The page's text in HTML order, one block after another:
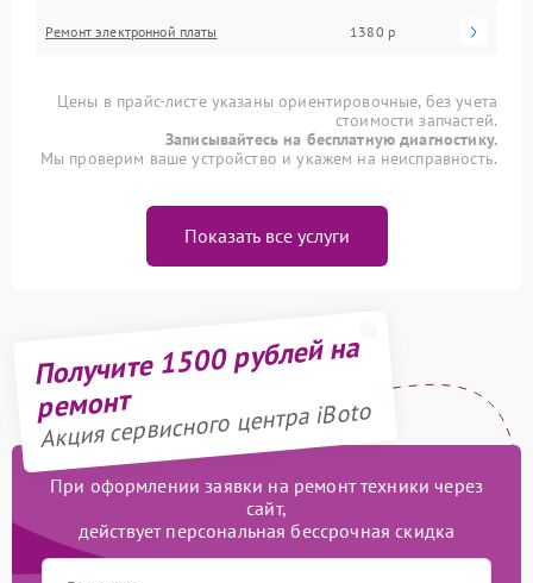
Ремонт электронной платы 1380 р
Цены в прайс-листе указаны ориентировочные, без учета
стоимости запчастей.
Записывайтесь на бесплатную диагностику.
Мы проверим ваше устройство и укажем на неисправность.
Показать все услуги
Получите 1500 рублей на
ремонт
Акция сервисного центра iBoto
При оформлении заявки на ремонт техники через
сайт,
действует персональная бессрочная скидка